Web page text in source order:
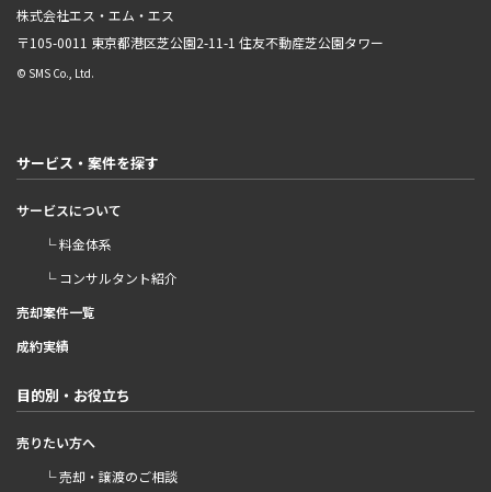
株式会社エス・エム・エス
〒105-0011 東京都港区芝公園2-11-1 住友不動産芝公園タワー
© SMS Co., Ltd.
サービス・案件を探す
サービスについて
└ 料金体系
└ コンサルタント紹介
売却案件一覧
成約実績
目的別・お役立ち
売りたい方へ
└ 売却・譲渡のご相談